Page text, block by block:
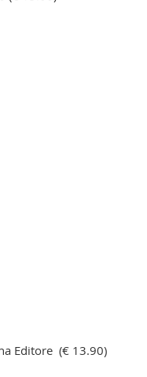
Editore (€ 13.90)